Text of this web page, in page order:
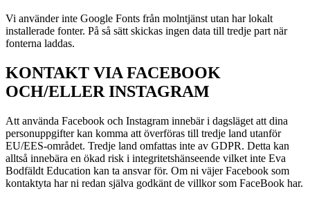
Vi använder inte Google Fonts från molntjänst utan har lokalt
installerade fonter. På så sätt skickas ingen data till tredje part när
fonterna laddas.
KONTAKT VIA FACEBOOK
OCH/ELLER INSTAGRAM
Att använda Facebook och Instagram innebär i dagsläget att dina
personuppgifter kan komma att överföras till tredje land utanför
EU/EES-området. Tredje land omfattas inte av GDPR. Detta kan
alltså innebära en ökad risk i integritetshänseende vilket inte Eva
Bodfäldt Education kan ta ansvar för. Om ni väjer Facebook som
kontaktyta har ni redan själva godkänt de villkor som FaceBook har.